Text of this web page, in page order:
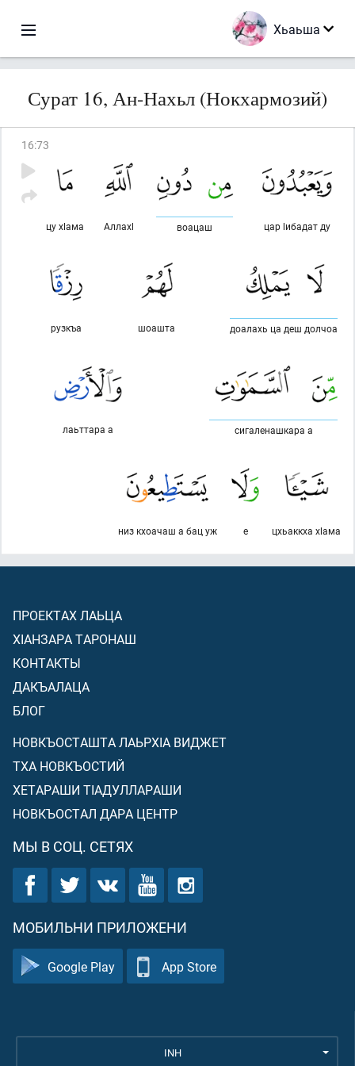
Хьаьша
Сурат 16, Ан-Нахьл (Нокхармозий)
16:73
цар lибадат ду
воацаш
Аллахl
цу хlама
доалахь ца деш долчоа
шоашта
рузкъа
сигаленашкара а
лаьттара а
цхьаккха хlама
е
низ кхоачаш а бац уж
ПРОЕКТАХ ЛАЬЦА
ХIАНЗАРА ТАРОНАШ
КОНТАКТЫ
ДАКЪАЛАЦА
БЛОГ
НОВКЪОСТАШТА ЛАЬРХIА ВИДЖЕТ
ТХА НОВКЪОСТИЙ
ХЕТАРАШИ ТIАДУЛЛАРАШИ
НОВКЪОСТАЛ ДАРА ЦЕНТР
МЫ В СОЦ. СЕТЯХ
МОБИЛЬНИ ПРИЛОЖЕНИ
Google Play App Store
INH